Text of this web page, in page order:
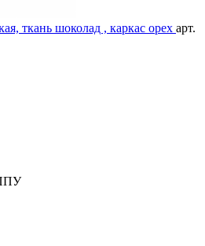
ткань шоколад , каркас орех арт.